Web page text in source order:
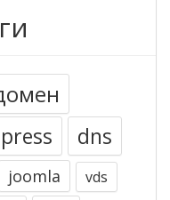
dns
joomla
vds